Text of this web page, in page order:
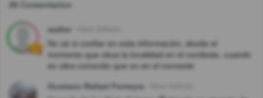
26 Comentarios
walter
No sé si confiar en esta información, desde el
momento que situa la localidad en el nordeste, cuando
es ultra conocido que es en el noroeste
Gustavo Rafael Ferreyra